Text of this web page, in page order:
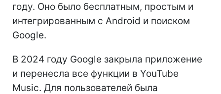
году. Оно было бесплатным, простым и
интегрированным с Android и поиском
Google.
В 2024 году Google закрыла приложение
и перенесла все функции в YouTube
Music. Для пользователей была